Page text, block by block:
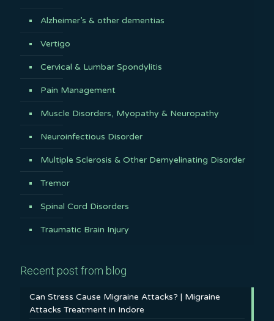
Alzheimer’s & other dementias
Vertigo
Cervical & Lumbar Spondylitis
Pain Management
Muscle Disorders, Myopathy & Neuropathy
Neuroinfectious Disorder
Multiple Sclerosis & Other Demyelinating Disorder
Tremor
Spinal Cord Disorders
Traumatic Brain Injury
Recent post from blog
Can Stress Cause Migraine Attacks? | Migraine
Attacks Treatment in Indore